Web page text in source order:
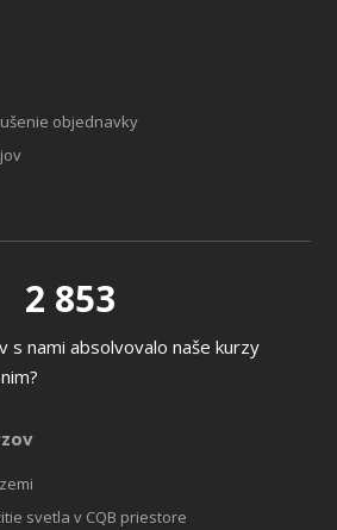
objednavky
2 853
s nami absolvovalo naše kurzy
svetla v CQB priestore